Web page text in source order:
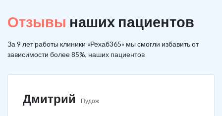
Отзывы наших пациентов
За 9 лет работы клиники «Рехаб365» мы смогли избавить от
зависимости более 85%, наших пациентов
Дмитрий Пудож